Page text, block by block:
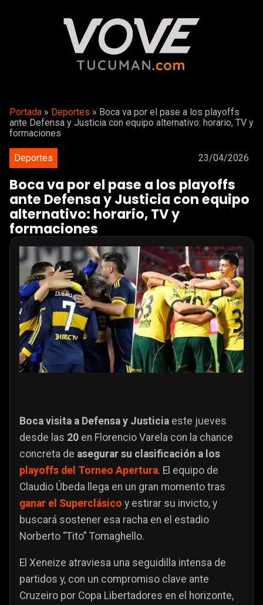
Portada » Deportes » Boca va por el pase a los playoffs
ante Defensa y Justicia con equipo alternativo: horario, TV y
formaciones
Deportes 23/04/2026
Boca va por el pase a los playoffs
ante Defensa y Justicia con equipo
alternativo: horario, TV y
formaciones
Boca visita a Defensa y Justicia este jueves
desde las 20 en Florencio Varela con la chance
concreta de asegurar su clasificación a los
playoffs del Torneo Apertura. El equipo de
Claudio Úbeda llega en un gran momento tras
ganar el Superclásico y estirar su invicto, y
buscará sostener esa racha en el estadio
Norberto “Tito” Tomaghello.
El Xeneize atraviesa una seguidilla intensa de
partidos y, con un compromiso clave ante
Cruzeiro por Copa Libertadores en el horizonte,